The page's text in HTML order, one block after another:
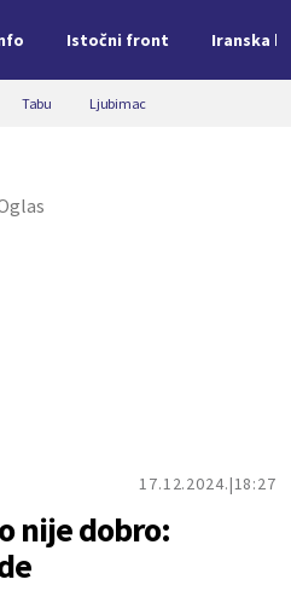
Istočni front Iranska
Tabu Ljubimac
17.12.2024. 18:27
nije dobro: